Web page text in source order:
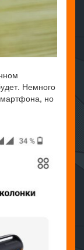
Немного
но